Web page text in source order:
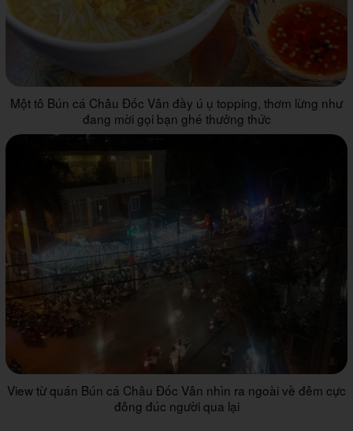
Một tô Bún cá Châu Đốc Vân đầy ú ụ topping, thơm lừng như
đang mời gọi bạn ghé thưởng thức
View từ quán Bún cá Châu Đốc Vân nhìn ra ngoài về đêm cực
đông đúc người qua lại